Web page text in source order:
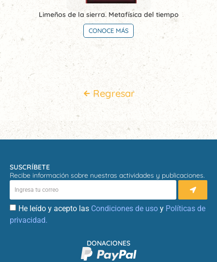
Limeños de la sierra. Metafísica del tiempo
CONOCE MÁS
Regresar
SUSCRÍBETE
Recibe información sobre nuestras actividades y publicaciones.
He leído y acepto las Condiciones de uso y Políticas de
privacidad.
DONACIONES